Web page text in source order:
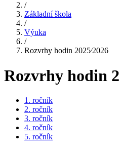
/
Základní škola
/
Výuka
/
Rozvrhy hodin 2025⁄2026
Rozvrhy hodin
1. ročník
2. ročník
3. ročník
4. ročník
5. ročník